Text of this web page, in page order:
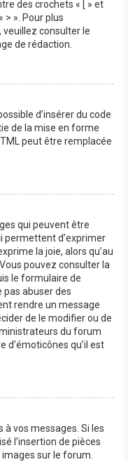
des crochets « [ » et
> ». Pour plus
veuillez consulter le
de rédaction.
d’insérer du code
de la mise en forme
peut être remplacée
qui peuvent être
permettent d’exprimer
la joie, alors qu’au
pouvez consulter la
le formulaire de
pas abuser des
rendre un message
de le modifier ou de
du forum
qu’il est
à vos messages. Si les
l’insertion de pièces
sur le forum.